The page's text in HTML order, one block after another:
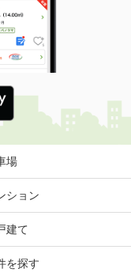
高倉通高辻下る葛
区竹田藁屋町
区西七条比輪田町
場
ション
建て
を探す